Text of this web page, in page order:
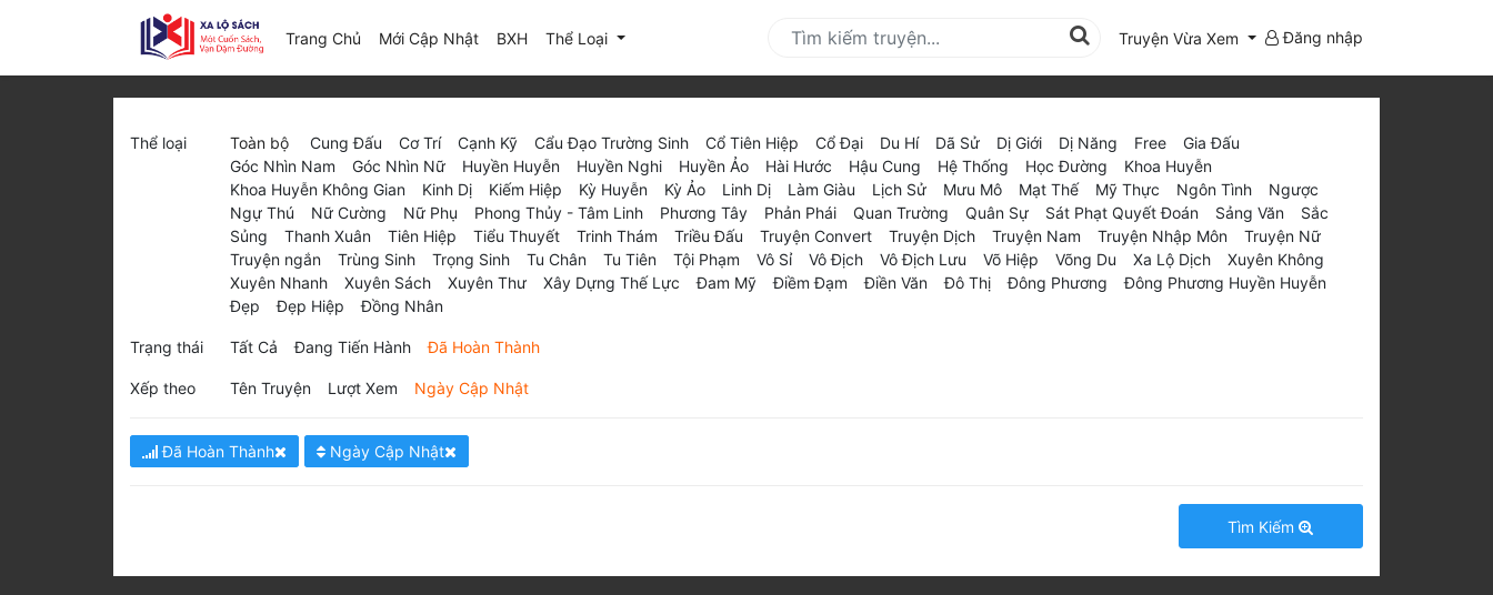
Trang Chủ Mới Cập Nhật(current)
BXH Thể Loại Truyện Vừa Xem Đăng nhập
Thể loại Toàn bộ Cung Đấu Cơ Trí Cạnh Kỹ Cẩu Đạo Trường Sinh Cổ Tiên Hiệp Cổ Đại Du Hí Dã Sử Dị Giới Dị Năng Free
Gia Đấu
Góc Nhìn Nam
Góc Nhìn Nữ Huyền Huyễn Huyền Nghi Huyền Ảo Hài Hước Hậu Cung Hệ Thống Học Đường
Khoa Huyễn
Khoa Huyễn Không Gian
Kinh Dị Kiếm Hiệp Kỳ Huyễn Kỳ Ảo Linh Dị Làm Giàu Lịch Sử Mưu Mô Mạt Thế Mỹ Thực Ngôn Tình
Ngược
Ngự Thú
Nữ Cường Nữ Phụ Phong Thủy - Tâm Linh Phương Tây Phản Phái Quan Trường Quân Sự Sát Phạt Quyết Đoán Sảng Văn
Sắc
Sủng
Thanh Xuân Tiên Hiệp Tiểu Thuyết Trinh Thám Triều Đấu Truyện Convert Truyện Dịch Truyện Nam Truyện Nhập Môn
Truyện Nữ
Truyện ngắn
Trùng Sinh Trọng Sinh Tu Chân Tu Tiên Tội Phạm Vô Sỉ Vô Địch Vô Địch Lưu Võ Hiệp Võng Du Xa Lộ Dịch
Xuyên Không
Xuyên Nhanh
Xuyên Sách Xuyên Thư Xây Dựng Thế Lực Đam Mỹ Điềm Đạm Điền Văn Đô Thị Đông Phương
Đông Phương Huyền Huyễn
Đẹp
Đẹp Hiệp Đồng Nhân
Trạng thái Tất Cả Đang Tiến Hành Đã Hoàn Thành
Xếp theo Tên Truyện Lượt Xem Ngày Cập Nhật
Đã Hoàn Thành Ngày Cập Nhật
Tìm Kiếm